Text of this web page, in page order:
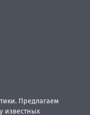
Предлагаем
известных